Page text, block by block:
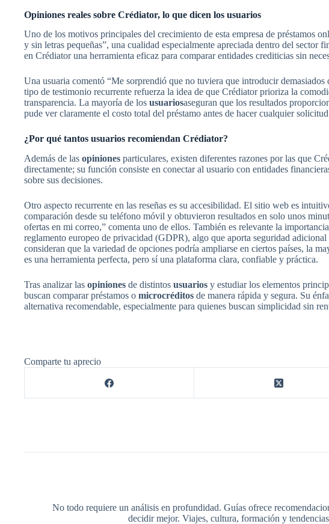
Opiniones reales sobre Crédiator, lo que dicen los usuarios
Uno de los motivos principales del crecimiento de esta empresa de préstamos
y sin letras pequeñas”, una cualidad especialmente apreciada dentro del sector
en Crédiator una herramienta eficaz para comparar entidades crediticias sin
Una usuaria comentó “Me sorprendió que no tuviera que introducir
tipo de testimonio recurrente refuerza la idea de que Crédiator prioriza la
transparencia. La mayoría de los usuariosaseguran que los resultados
pude ver claramente el costo total del préstamo antes de hacer cualquier
¿Por qué tantos usuarios recomiendan Crédiator?
Además de las opiniones particulares, existen diferentes razones por las que
directamente; su función consiste en conectar al usuario con entidades
sobre sus decisiones.
Otro aspecto recurrente en las reseñas es su accesibilidad. El sitio web es
comparación desde su teléfono móvil y obtuvieron resultados en solo unos
ofertas en mi correo,” comenta uno de ellos. También es relevante la
reglamento europeo de privacidad (GDPR), algo que aporta seguridad
consideran que la variedad de opciones podría ampliarse en ciertos países, la
es una herramienta perfecta, pero sí una plataforma clara, confiable y práctica.
Tras analizar las opiniones de distintos usuarios y estudiar los elementos
buscan comparar préstamos o microcréditos de manera rápida y segura. Su
alternativa recomendable, especialmente para quienes buscan simplicidad sin
Comparte tu aprecio
No todo requiere un análisis en profundidad. Guías ofrece
decidir mejor. Viajes, cultura, formación y